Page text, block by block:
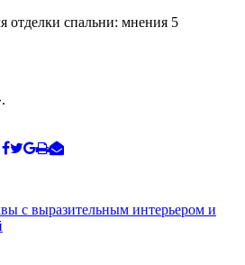
с выразительным интерьером и